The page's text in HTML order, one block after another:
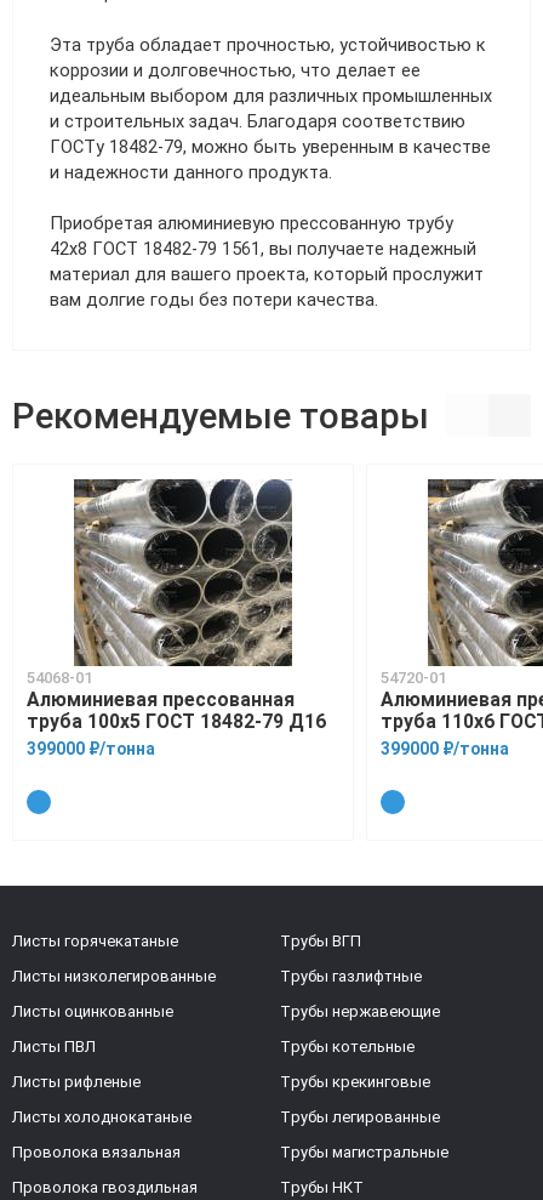
Эта труба обладает прочностью, устойчивостью к
коррозии и долговечностью, что делает ее
идеальным выбором для различных промышленных
и строительных задач. Благодаря соответствию
ГОСТу 18482-79, можно быть уверенным в качестве
и надежности данного продукта.
Приобретая алюминиевую прессованную трубу
42х8 ГОСТ 18482-79 1561, вы получаете надежный
материал для вашего проекта, который прослужит
вам долгие годы без потери качества.
Рекомендуемые товары
54068-01
Алюминиевая прессованная
труба 100х5 ГОСТ 18482-79 Д16
399000 ₽/тонна
54720-01
Алюминиевая
труба 110х6
399000 ₽/тонна
Листы горячекатаные
Листы низколегированные
Листы оцинкованные
Листы ПВЛ
Листы рифленые
Листы холоднокатаные
Проволока вязальная
Проволока гвоздильная
Трубы ВГП
Трубы газлифтные
Трубы нержавеющие
Трубы котельные
Трубы крекинговые
Трубы легированные
Трубы магистральные
Трубы НКТ